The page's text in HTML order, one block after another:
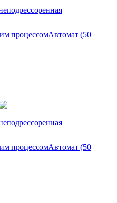
процессомАвтомат (50
процессомАвтомат (50